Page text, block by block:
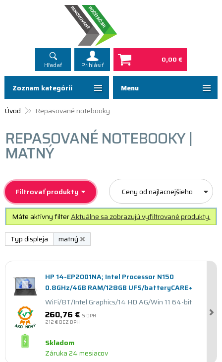
Hľadať Prihlásiť
0,00 €
Menu
Úvod Repasované notebooky
REPASOVANÉ NOTEBOOKY |
MATNÝ
Filtrovať produkty Ceny od najlacnejšieho
Máte aktívny filterAktuálne sa zobrazujú vyfiltrované produkty.
Typ displeja matný
HP 14-EP2001NA; Intel Processor N150
0.8GHz/4GB RAM/128GB UFS/batteryCARE+
WiFi/BT/Intel Graphics/14 HD AG/Win 11 64-bit
260,76 € S DPH
212 € BEZ DPH
Skladom
Záruka 24 mesiacov
Zoznam kategórií